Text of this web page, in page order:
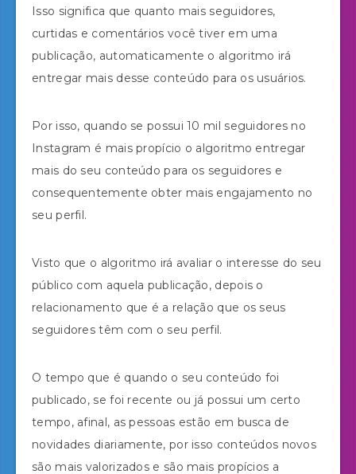
Isso significa que quanto mais seguidores,
curtidas e comentários você tiver em uma
publicação, automaticamente o algoritmo irá
entregar mais desse conteúdo para os usuários.
Por isso, quando se possui 10 mil seguidores no
Instagram é mais propício o algoritmo entregar
mais do seu conteúdo para os seguidores e
consequentemente obter mais engajamento no
seu perfil.
Visto que o algoritmo irá avaliar o interesse do seu
público com aquela publicação, depois o
relacionamento que é a relação que os seus
seguidores têm com o seu perfil.
O tempo que é quando o seu conteúdo foi
publicado, se foi recente ou já possui um certo
tempo, afinal, as pessoas estão em busca de
novidades diariamente, por isso conteúdos novos
são mais valorizados e são mais propícios a